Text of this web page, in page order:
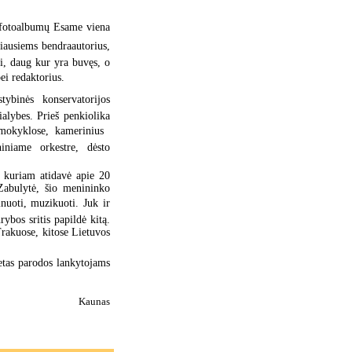
Esame viena
bendraautorius,
daug kur yra buvęs, o
redaktorius.
konservatorijos
Prieš penkiolika
kamerinius 
orkestre, dėsto
atidavė apie 20
šio menininko
muzikuoti. Juk ir
sritis papildė kitą.
kitose Lietuvos
parodos lankytojams
Kaunas